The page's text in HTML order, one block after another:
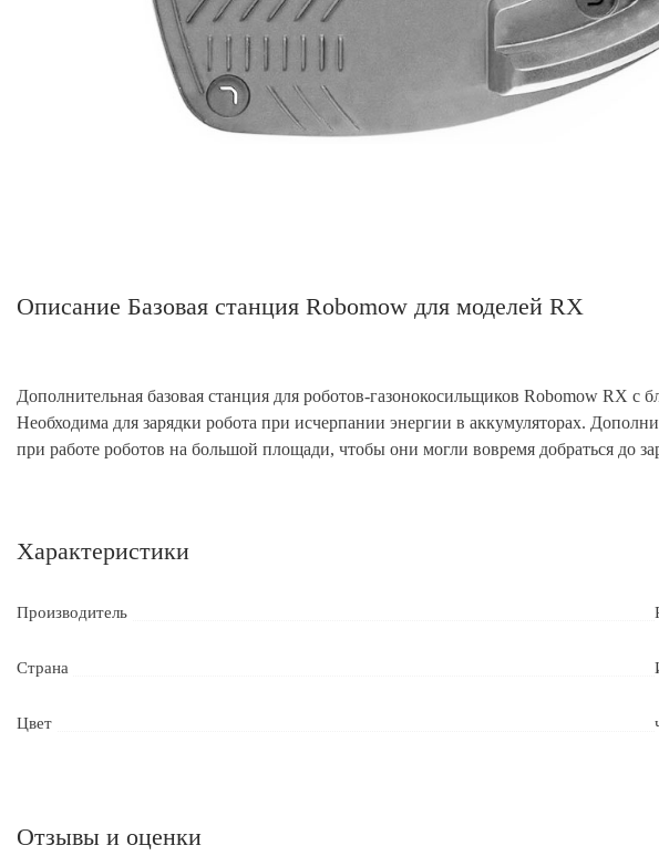
Описание Базовая станция Robomow для моделей RX
Дополнительная базовая станция для роботов-газонокосильщиков Robomow RX с
Необходима для зарядки робота при исчерпании энергии в аккумуляторах.
при работе роботов на большой площади, чтобы они могли вовремя добраться до
Характеристики
Производитель
Страна
Цвет
Отзывы и оценки